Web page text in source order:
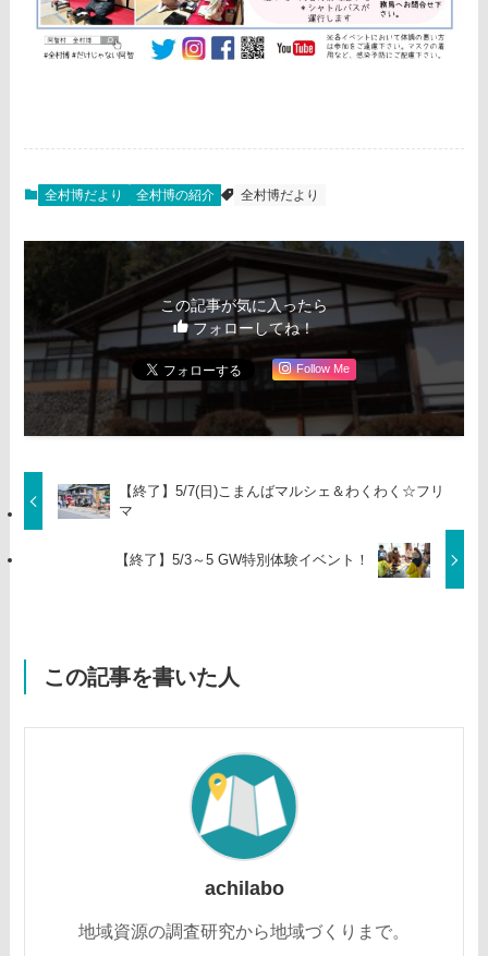
全村博だより 全村博の紹介 全村博だより
この記事が気に入ったら
フォローしてね！
Follow Me
【終了】5/7(日)こまんばマルシェ＆わくわく☆フリ
マ
【終了】5/3～5 GW特別体験イベント！
この記事を書いた人
achilabo
地域資源の調査研究から地域づくりまで。